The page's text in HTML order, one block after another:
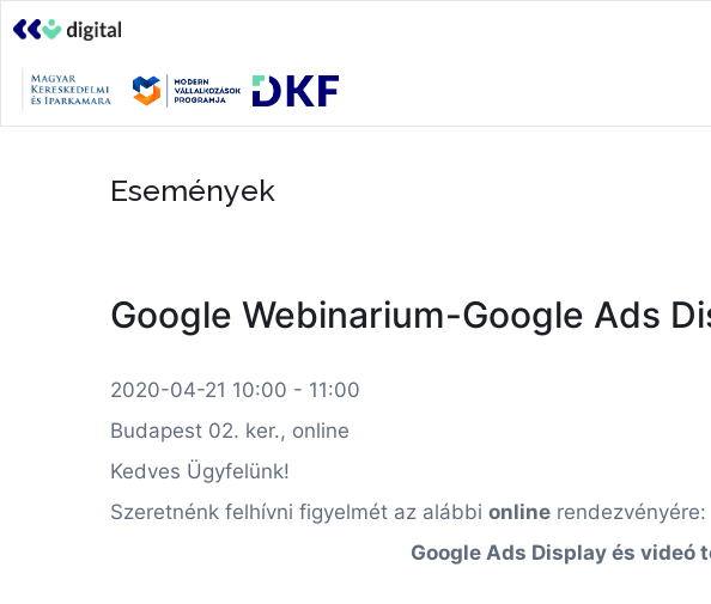
Események
Google Webinarium-Google Ads
2020-04-21 10:00 - 11:00
Budapest 02. ker., online
Kedves Ügyfelünk!
Szeretnénk felhívni figyelmét az alábbi online rendezvényére:
Google Ads Display és videó